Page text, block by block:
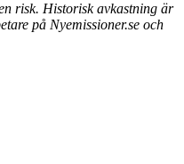
risk. Historisk avkastning är
på Nyemissioner.se och